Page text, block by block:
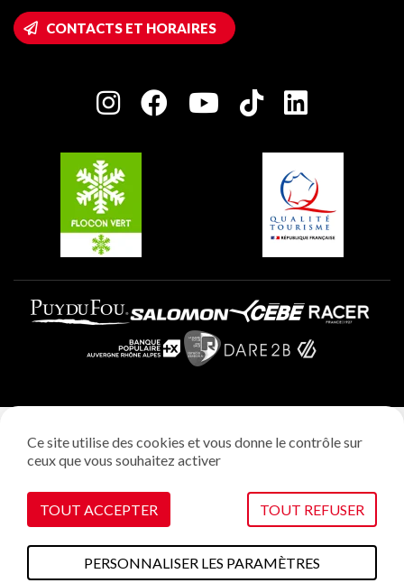
Accès Wifi
Maison des Propriétaires
Charte des Acteurs Engagés
Plagne 1800
Plagne Villages
Plagne Aime 2000
CONTACTS ET HORAIRES
Gestion des cookies
Ce site utilise des cookies et vous donne le contrôle sur
ceux que vous souhaitez activer
TOUT ACCEPTER TOUT REFUSER
PERSONNALISER LES PARAMÈTRES